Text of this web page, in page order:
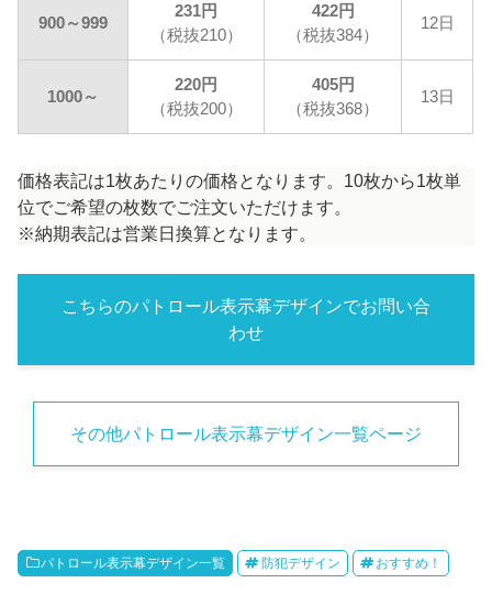
900～999
231円
（税抜210）
422円
（税抜384）
12日
1000～
220円
（税抜200）
405円
（税抜368）
13日
価格表記は1枚あたりの価格となります。10枚から1枚単
位でご希望の枚数でご注文いただけます。
※納期表記は営業日換算となります。
こちらのパトロール表示幕デザインでお問い合
わせ
その他パトロール表示幕デザイン一覧ページ
パトロール表示幕デザイン一覧 防犯デザイン おすすめ！